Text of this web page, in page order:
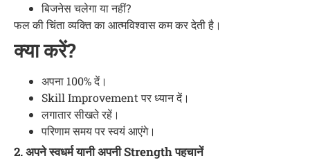
बिजनेस चलेगा या नहीं?
फल की चिंता व्यक्ति का आत्मविश्वास कम कर देती है।
क्या करें?
अपना 100% दें।
Skill Improvement पर ध्यान दें।
लगातार सीखते रहें।
परिणाम समय पर स्वयं आएंगे।
2. अपने स्वधर्म यानी अपनी Strength पहचानें